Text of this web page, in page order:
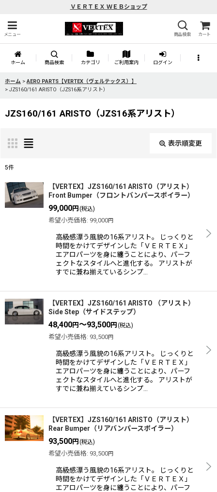
ＶＥＲＴＥＸ ＷＥＢショップ
メニュー 商品検索 カート
ホーム 商品検索 カテゴリ ご利用案内 ログイン
ホーム > AERO PARTS【VERTEX（ヴェルテックス）】
> JZS160/161 ARISTO（JZS16系アリスト）
JZS160/161 ARISTO（JZS16系アリスト）
表示順変更
表示数:
絞り込む
5件
【VERTEX】JZS160/161 ARISTO（アリスト）
Front Bumper（フロントバンパースポイラー）
99,000円 (税込)
希望小売価格: 99,000円
高級感漂う風貌の16系アリスト。 じっくりと
時間をかけてデザインした「ＶＥＲＴＥＸ」
エアロパーツを身に纏うことにより、パーフ
ェクトなスタイルへと進化する。 アリストが
すでに兼ね揃えているシンプ…
【VERTEX】JZS160/161 ARISTO （アリスト）
Side Step（サイドステップ）
48,400円～93,500円 (税込)
希望小売価格: 93,500円
高級感漂う風貌の16系アリスト。 じっくりと
時間をかけてデザインした「ＶＥＲＴＥＸ」
エアロパーツを身に纏うことにより、パーフ
ェクトなスタイルへと進化する。 アリストが
すでに兼ね揃えているシンプ…
【VERTEX】JZS160/161 ARISTO（アリスト）
Rear Bumper（リアバンパースポイラー）
93,500円 (税込)
希望小売価格: 93,500円
高級感漂う風貌の16系アリスト。 じっくりと
時間をかけてデザインした「ＶＥＲＴＥＸ」
エアロパーツを身に纏うことにより、パーフ